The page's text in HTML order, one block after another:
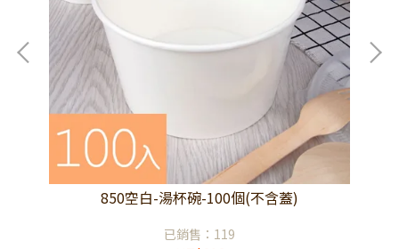
850空白-湯杯碗-100個(不含蓋)
已銷售：119